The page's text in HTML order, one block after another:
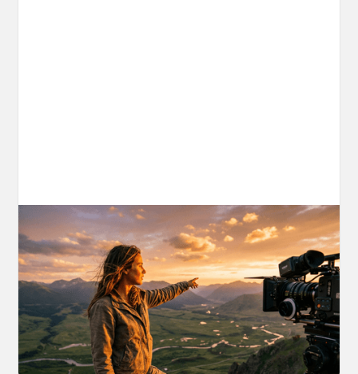
AI World Building for Content Creators:
A More Consistent Approach to AI
Content
Learn why building persistent AI worlds beats
one-off video generation for content creators,
and how to create such 3D environments with
OpenArt Worlds.
March 26, 2026